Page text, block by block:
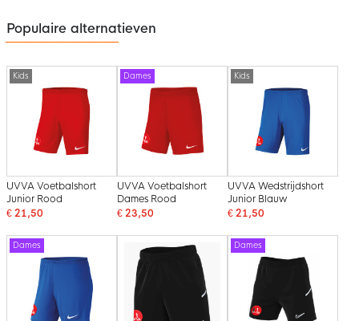
Populaire alternatieven
Kids
UVVA Voetbalshort
Junior Rood
€ 21,50
Dames
UVVA Voetbalshort
Dames Rood
€ 23,50
Kids
UVVA Wedstrijdshort
Junior Blauw
€ 21,50
Dames Dames